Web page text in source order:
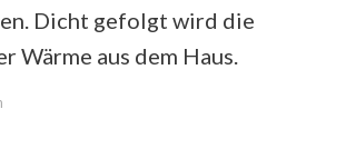
Dicht gefolgt wird die
Wärme aus dem Haus.